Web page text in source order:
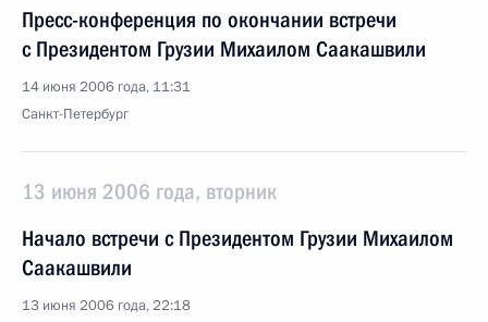
Пресс-конференция по окончании встречи
с Президентом Грузии Михаилом Саакашвили
14 июня 2006 года, 11:31
Санкт-Петербург
13 июня 2006 года, вторник
Начало встречи с Президентом Грузии Михаилом
Саакашвили
13 июня 2006 года, 22:18